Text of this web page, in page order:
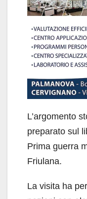
L’argomento
preparato sul
Prima guerra
Friulana.
La visita ha